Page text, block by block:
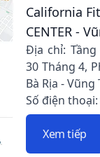
California
CENTER -
Địa chỉ: Tầng
30 Tháng 4,
Bà Rịa - Vũng
Số điện
Xem tiếp